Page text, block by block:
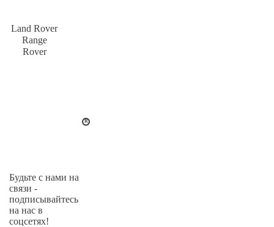
Land Rover
Range
Rover
Будьте с нами на
связи -
подписывайтесь
на нас в
соцсетях!